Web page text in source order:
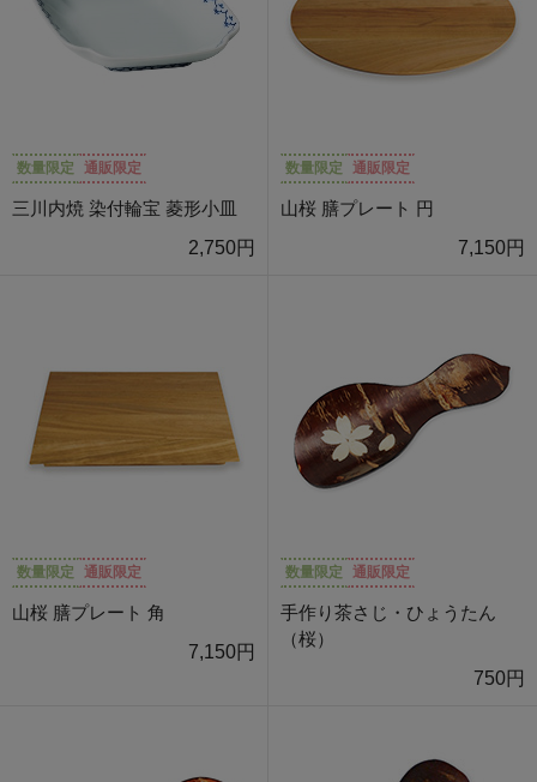
数量限定 通販限定
三川内焼 染付輪宝 菱形小皿
2,750円
数量限定 通販限定
山桜 膳プレート 円
7,150円
数量限定 通販限定
山桜 膳プレート 角
7,150円
数量限定 通販限定
手作り茶さじ・ひょうたん
（桜）
750円